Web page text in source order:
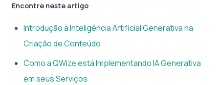
Encontre neste artigo
Introdução à Inteligência Artificial Generativa na
Criação de Conteúdo
Como a QWize está Implementando IA Generativa
em seus Serviços